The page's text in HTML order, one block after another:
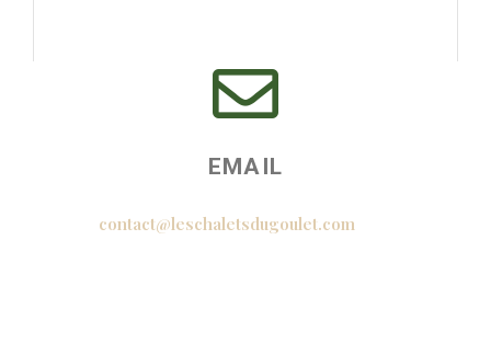
EMAIL
contact@leschaletsdugoulet.com